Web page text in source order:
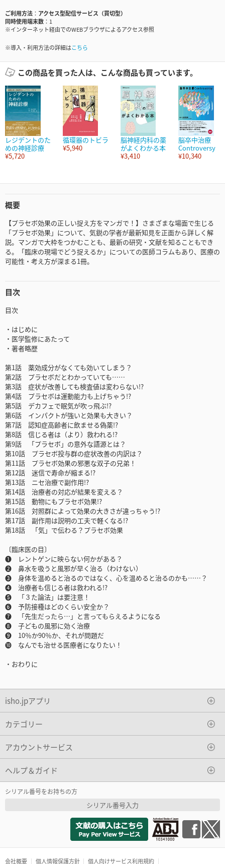
ご利用方法
アクセス型配信サービス（買切型）
同時使用端末数
1
※インターネット経由でのWEBブラウザによるアクセス参照
※導入・利用方法の詳細はこちら
この商品を買った人は、こんな商品も買っています。
レジデントのた
めの神経診療
¥5,720
循環器のトビラ
¥5,940
脳神経内科の薬
がよくわかる本
¥3,410
脳卒中治療
Controversy
¥10,340
概要
【プラセボ効果の正しい捉え方をマンガで！】さまざまな場面で生じる
「プラセボ効果」について、気鋭の学者が最新知見を正面から詳しく解
説。マンガで大枠をつかむことも、最新の研究・文献を知ることもでき
る。「臨床の現場でどう捉えるか」についての医師コラムもあり、医療の
可能性・考え方が深まる1冊。
目次
目次
・はじめに
・医学監修にあたって
・著者略歴
第1話 薬効成分がなくても効いてしまう？
第2話 プラセボだとわかっていても……
第3話 症状が改善しても検査値は変わらない!?
第4話 プラセボは運動能力も上げちゃう!?
第5話 デカフェで眠気が吹っ飛ぶ!?
第6話 インパクトが強いと効果も大きい？
第7話 認知症高齢者に飲ませる偽薬!?
第8話 信じる者は（より）救われる!?
第9話 「プラセボ」の意外な語源とは？
第10話 プラセボ投与群の症状改善の内訳は？
第11話 プラセボ効果の邪悪な双子の兄弟！
第12話 迷信で寿命が縮まる!?
第13話 ニセ治療で副作用!?
第14話 治療者の対応が結果を変える？
第15話 動物にもプラセボ効果!?
第16話 対照群によって効果の大きさが違っちゃう!?
第17話 副作用は説明の工夫で軽くなる!?
第18話 「気」で伝わる？プラセボ効果
〔臨床医の目〕
➊ レントゲンに映らない何かがある？
➋ 鼻水を吸うと風邪が早く治る（わけない）
➌ 身体を温めると治るのではなく、心を温めると治るのかも……？
❹ 治療者も信じる者は救われる!?
➎ 「３た論法」は要注意！
➏ 予防接種はどのくらい安全か？
➐ 「先生だったら…」と言ってもらえるようになる
➑ 子どもの風邪に効く治療
➒ 10％か90％か、それが問題だ
❿ なんでも治せる医療者になりたい！
・おわりに
isho.jpアプリ
カテゴリー
アカウントサービス
ヘルプ＆ガイド
シリアル番号をお持ちの方
シリアル番号入力
会社概要 個人情報保護方針 個人向けサービス利用規約